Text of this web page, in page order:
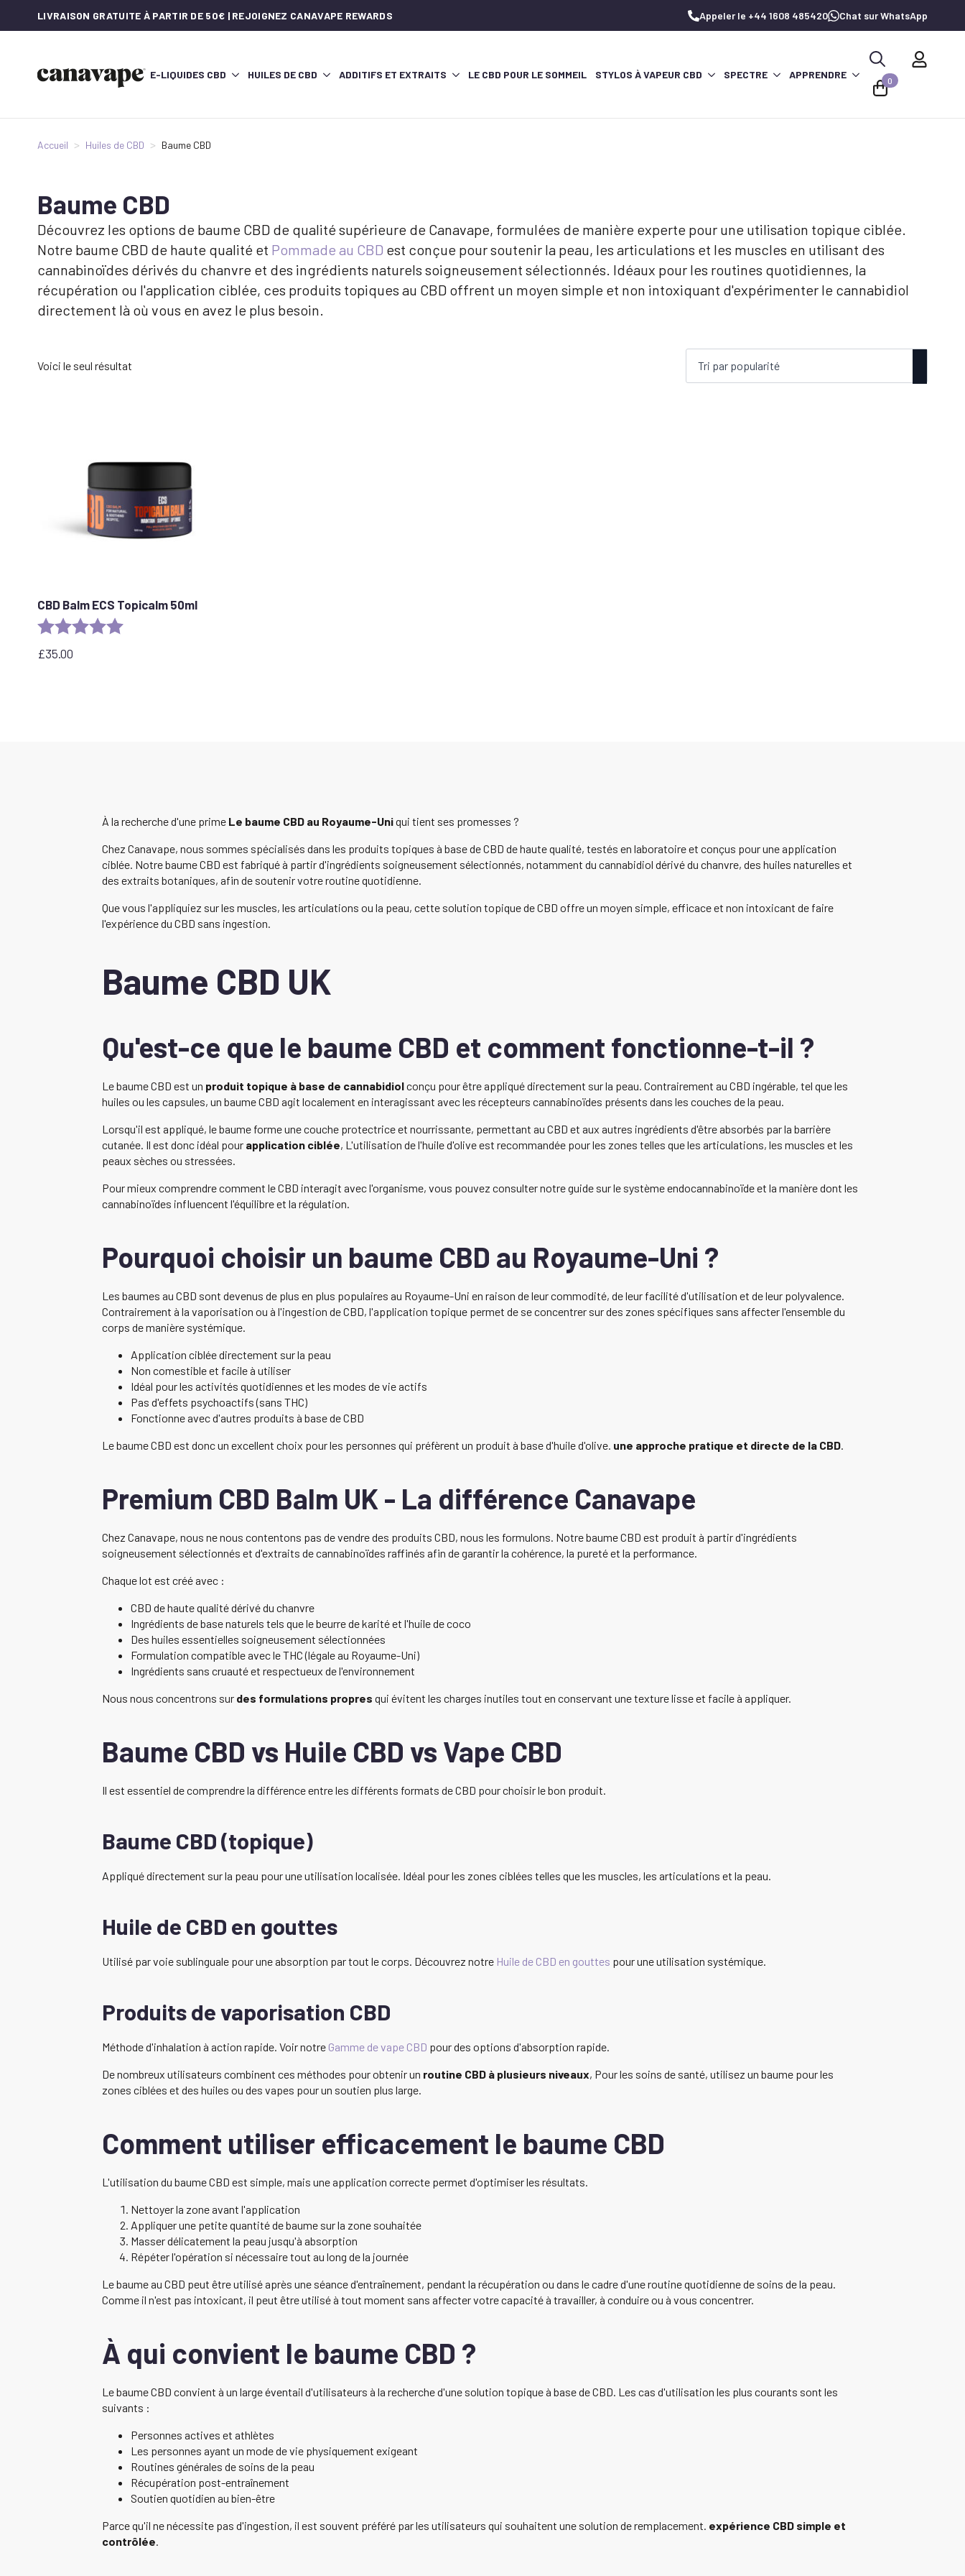
LIVRAISON GRATUITE À PARTIR DE 50€ | REJOIGNEZ CANAVAPE REWARDS Appeler le +44 1608 485420 Chat sur WhatsApp
E-LIQUIDES CBD HUILES DE CBD ADDITIFS ET EXTRAITS LE CBD POUR LE SOMMEIL STYLOS À VAPEUR CBD SPECTRE APPRENDRE
Recherche
de
0
Accueil Huiles de CBD Baume CBD
Baume CBD
Découvrez les options de baume CBD de qualité supérieure de Canavape, formulées de manière experte pour une utilisation topique ciblée.
Notre baume CBD de haute qualité et Pommade au CBD est conçue pour soutenir la peau, les articulations et les muscles en utilisant des
cannabinoïdes dérivés du chanvre et des ingrédients naturels soigneusement sélectionnés. Idéaux pour les routines quotidiennes, la
récupération ou l'application ciblée, ces produits topiques au CBD offrent un moyen simple et non intoxiquant d'expérimenter le cannabidiol
directement là où vous en avez le plus besoin.
Voici le seul résultat
CBD Balm ECS Topicalm 50ml
Rating:
£35.00
À la recherche d'une prime Le baume CBD au Royaume-Uniqui tient ses promesses ?
Chez Canavape, nous sommes spécialisés dans les produits topiques à base de CBD de haute qualité, testés en laboratoire et conçus pour une application
ciblée. Notre baume CBD est fabriqué à partir d'ingrédients soigneusement sélectionnés, notamment du cannabidiol dérivé du chanvre, des huiles naturelles et
des extraits botaniques, afin de soutenir votre routine quotidienne.
Que vous l'appliquiez sur les muscles, les articulations ou la peau, cette solution topique de CBD offre un moyen simple, efficace et non intoxicant de faire
l'expérience du CBD sans ingestion.
Baume CBD UK
Qu'est-ce que le baume CBD et comment fonctionne-t-il ?
Le baume CBD est un produit topique à base de cannabidiolconçu pour être appliqué directement sur la peau. Contrairement au CBD ingérable, tel que les
huiles ou les capsules, un baume CBD agit localement en interagissant avec les récepteurs cannabinoïdes présents dans les couches de la peau.
Lorsqu'il est appliqué, le baume forme une couche protectrice et nourrissante, permettant au CBD et aux autres ingrédients d'être absorbés par la barrière
cutanée. Il est donc idéal pour application ciblée, L'utilisation de l'huile d'olive est recommandée pour les zones telles que les articulations, les muscles et les
peaux sèches ou stressées.
Pour mieux comprendre comment le CBD interagit avec l'organisme, vous pouvez consulter notre guide sur le système endocannabinoïde et la manière dont les
cannabinoïdes influencent l'équilibre et la régulation.
Pourquoi choisir un baume CBD au Royaume-Uni ?
Les baumes au CBD sont devenus de plus en plus populaires au Royaume-Uni en raison de leur commodité, de leur facilité d'utilisation et de leur polyvalence.
Contrairement à la vaporisation ou à l'ingestion de CBD, l'application topique permet de se concentrer sur des zones spécifiques sans affecter l'ensemble du
corps de manière systémique.
Application ciblée directement sur la peau
Non comestible et facile à utiliser
Idéal pour les activités quotidiennes et les modes de vie actifs
Pas d'effets psychoactifs (sans THC)
Fonctionne avec d'autres produits à base de CBD
Le baume CBD est donc un excellent choix pour les personnes qui préfèrent un produit à base d'huile d'olive. une approche pratique et directe de la CBD.
Premium CBD Balm UK - La différence Canavape
Chez Canavape, nous ne nous contentons pas de vendre des produits CBD, nous les formulons. Notre baume CBD est produit à partir d'ingrédients
soigneusement sélectionnés et d'extraits de cannabinoïdes raffinés afin de garantir la cohérence, la pureté et la performance.
Chaque lot est créé avec :
CBD de haute qualité dérivé du chanvre
Ingrédients de base naturels tels que le beurre de karité et l'huile de coco
Des huiles essentielles soigneusement sélectionnées
Formulation compatible avec le THC (légale au Royaume-Uni)
Ingrédients sans cruauté et respectueux de l'environnement
Nous nous concentrons sur des formulations propres qui évitent les charges inutiles tout en conservant une texture lisse et facile à appliquer.
Baume CBD vs Huile CBD vs Vape CBD
Il est essentiel de comprendre la différence entre les différents formats de CBD pour choisir le bon produit.
Baume CBD (topique)
Appliqué directement sur la peau pour une utilisation localisée. Idéal pour les zones ciblées telles que les muscles, les articulations et la peau.
Huile de CBD en gouttes
Utilisé par voie sublinguale pour une absorption par tout le corps. Découvrez notre Huile de CBD en gouttes pour une utilisation systémique.
Produits de vaporisation CBD
Méthode d'inhalation à action rapide. Voir notre Gamme de vape CBD pour des options d'absorption rapide.
De nombreux utilisateurs combinent ces méthodes pour obtenir un routine CBD à plusieurs niveaux, Pour les soins de santé, utilisez un baume pour les
zones ciblées et des huiles ou des vapes pour un soutien plus large.
Comment utiliser efficacement le baume CBD
L'utilisation du baume CBD est simple, mais une application correcte permet d'optimiser les résultats.
Nettoyer la zone avant l'application
Appliquer une petite quantité de baume sur la zone souhaitée
Masser délicatement la peau jusqu'à absorption
Répéter l'opération si nécessaire tout au long de la journée
Le baume au CBD peut être utilisé après une séance d'entraînement, pendant la récupération ou dans le cadre d'une routine quotidienne de soins de la peau.
Comme il n'est pas intoxicant, il peut être utilisé à tout moment sans affecter votre capacité à travailler, à conduire ou à vous concentrer.
À qui convient le baume CBD ?
Le baume CBD convient à un large éventail d'utilisateurs à la recherche d'une solution topique à base de CBD. Les cas d'utilisation les plus courants sont les
suivants :
Personnes actives et athlètes
Les personnes ayant un mode de vie physiquement exigeant
Routines générales de soins de la peau
Récupération post-entraînement
Soutien quotidien au bien-être
Parce qu'il ne nécessite pas d'ingestion, il est souvent préféré par les utilisateurs qui souhaitent une solution de remplacement. expérience CBD simple et
contrôlée.